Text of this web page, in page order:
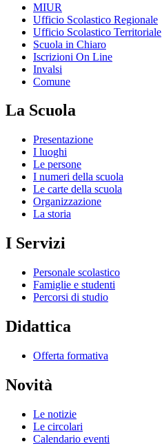
MIUR
Ufficio Scolastico Regionale
Ufficio Scolastico Territoriale
Scuola in Chiaro
Iscrizioni On Line
Invalsi
Comune
La Scuola
Presentazione
I luoghi
Le persone
I numeri della scuola
Le carte della scuola
Organizzazione
La storia
I Servizi
Personale scolastico
Famiglie e studenti
Percorsi di studio
Didattica
Offerta formativa
Novità
Le notizie
Le circolari
Calendario eventi